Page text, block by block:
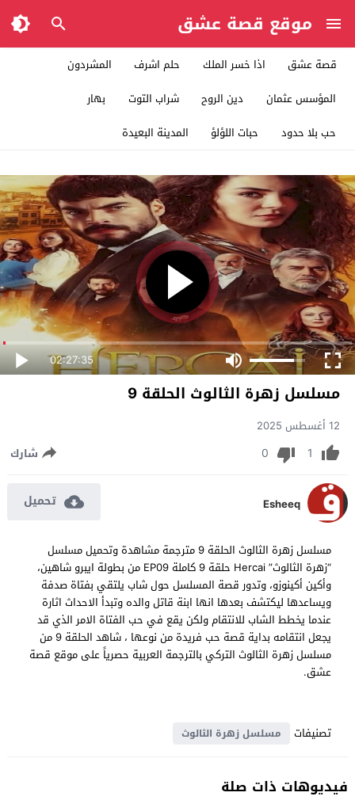
موقع قصة عشق
قصة عشق اذا خسر الملك حلم اشرف
المشردون
المؤسس عثمان
دين الروح شراب التوت
بهار
حب بلا حدود
حبات اللؤلؤ المدينة البعيدة
02:27:35
مسلسل زهرة الثالوث الحلقة 9
12 أغسطس 2025
1
0 شارك
Esheeq تحميل
مسلسل زهرة الثالوث الحلقة 9 مترجمة مشاهدة وتحميل مسلسل
“زهرة الثالوث” Hercai حلقة 9 كاملة EP09 من بطولة ايبرو شاهين،
وأكين أكينوزو، وتدور قصة المسلسل حول شاب يلتقي بفتاة صدفة
ويساعدها ليكتشف بعدها انها ابنة قاتل والده وتبدأ الاحداث اثارة
عندما يخطط الشاب للانتقام ولكن يقع في حب الفتاة الامر الذي قد
يجعل انتقامه بداية قصة حب فريدة من نوعها ، شاهد الحلقة 9 من
مسلسل زهرة الثالوث التركي بالترجمة العربية حصرياً على موقع قصة
عشق.
تصنيفات مسلسل زهرة الثالوث
فيديوهات ذات صلة